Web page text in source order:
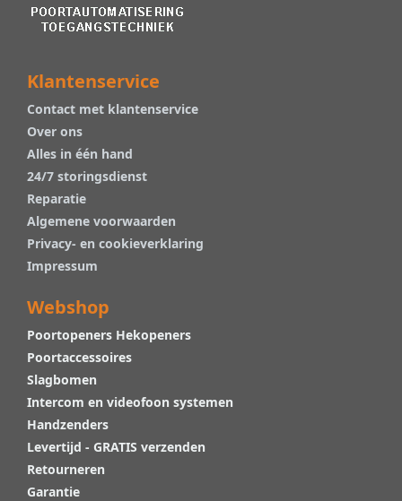
Klantenservice
Contact met klantenservice
Over ons
Alles in één hand
24/7 storingsdienst
Reparatie
Algemene voorwaarden
Privacy- en cookieverklaring
Impressum
Webshop
Poortopeners Hekopeners
Poortaccessoires
Slagbomen
Intercom en videofoon systemen
Handzenders
Levertijd - GRATIS verzenden
Retourneren
Garantie